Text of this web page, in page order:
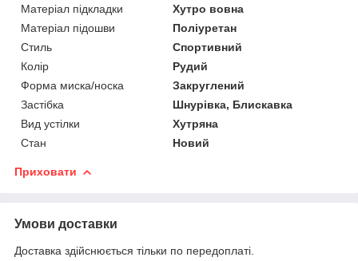
Матеріал підкладки
Хутро вовна
Матеріал підошви
Поліуретан
Стиль
Спортивний
Колір
Рудий
Форма миска/носка
Закруглений
Застібка
Шнурівка, Блискавка
Вид устілки
Хутряна
Стан
Новий
Приховати
Умови доставки
Доставка здійснюється тільки по передоплаті.